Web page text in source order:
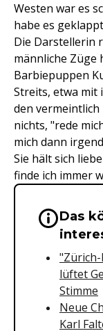
Westen war es
habe es
Die Darstellerin
männliche Züge
Barbiepuppen
Streits, etwa mit
den vermeintlich
nichts, "rede
mich dann
Sie hält sich
finde ich immer
Das
lüftet
Stimme
Neue
Karl